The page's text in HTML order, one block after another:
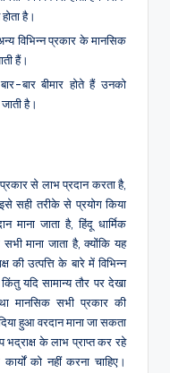
है।
विभिन्न प्रकार के मानसिक
हैं।
बार बीमार होते हैं उनको
है।
से लाभ प्रदान करता है,
सही तरीके से प्रयोग किया
माना जाता है, हिंदू धार्मिक
माना जाता है, क्योंकि यह
उत्पत्ति के बारे में विभिन्न
यदि सामान्य तौर पर देखा
मानसिक सभी प्रकार की
हुआ वरदान माना जा सकता
के लाभ प्राप्त कर रहे
को नहीं करना चाहिए।